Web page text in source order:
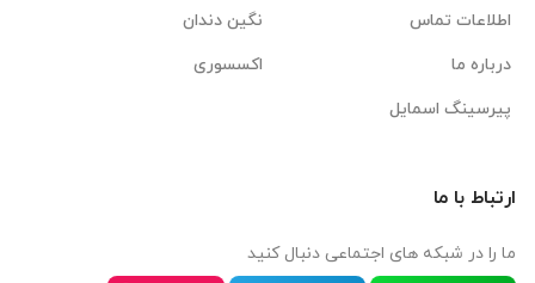
اطلاعات تماس
درباره ما
پیرسینگ اسمایل
نگین دندان
اکسسوری
ارتباط با ما
ما را در شبکه های اجتماعی دنبال کنید